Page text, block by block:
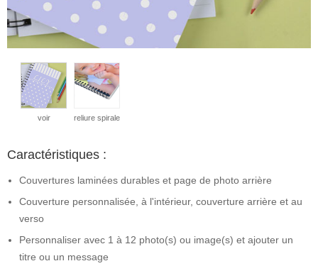
voir reliure spirale
Caractéristiques :
Couvertures laminées durables et page de photo arrière
Couverture personnalisée, à l'intérieur, couverture arrière et au
verso
Personnaliser avec 1 à 12 photo(s) ou image(s) et ajouter un
titre ou un message